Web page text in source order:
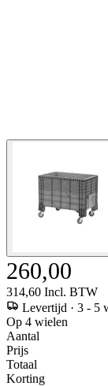
260,00
314,60 Incl. BTW
Levertijd · 3 - 5
Op 4 wielen
Aantal
Prijs
Totaal
Korting